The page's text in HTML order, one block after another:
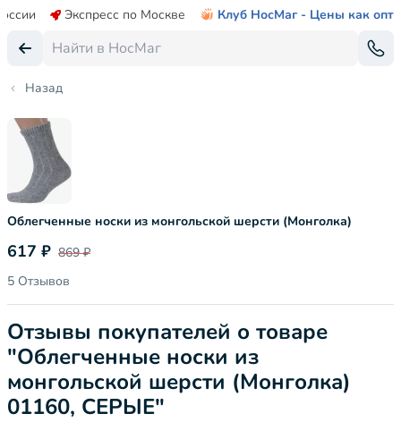
Экспресс по Москве Клуб НосМаг - Цены как опт
Назад
Облегченные носки из монгольской шерсти (Монголка)
617 ₽ 869 ₽
5 Отзывов
Отзывы покупателей о товаре
"Облегченные носки из
монгольской шерсти (Монголка)
01160, СЕРЫЕ"